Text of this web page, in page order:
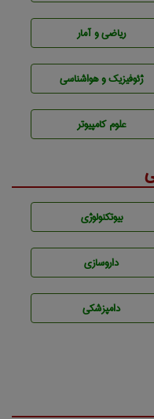
ریاضی و آمار
ژئوفيزيك و هواشناسی
علوم کامپیوتر
بيوتكنولوژی
داروسازی
دامپزشكی